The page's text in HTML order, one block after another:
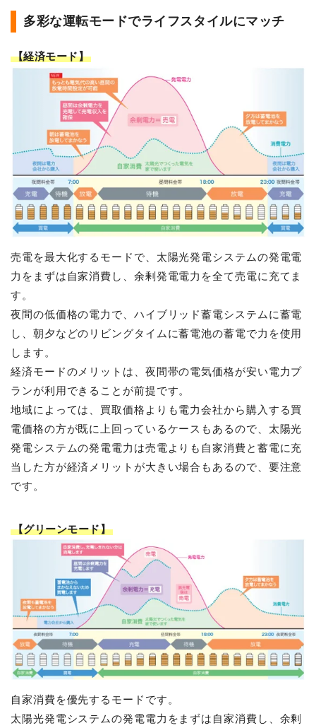
多彩な運転モードでライフスタイルにマッチ
【経済モード】
売電を最大化するモードで、太陽光発電システムの発電電
力をまずは自家消費し、余剰発電電力を全て売電に充てま
す。
夜間の低価格の電力で、ハイブリッド蓄電システムに蓄電
し、朝夕などのリビングタイムに蓄電池の蓄電で力を使用
します。
経済モードのメリットは、夜間帯の電気価格が安い電力プ
ランが利用できることが前提です。
地域によっては、買取価格よりも電力会社から購入する買
電価格の方が既に上回っているケースもあるので、太陽光
発電システムの発電電力は売電よりも自家消費と蓄電に充
当した方が経済メリットが大きい場合もあるので、要注意
です。
【グリーンモード】
自家消費を優先するモードです。
太陽光発電システムの発電電力をまずは自家消費し、余剰